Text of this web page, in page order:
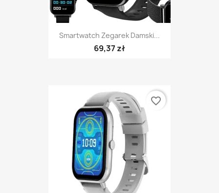
Smartwatch Zegarek Damski...
69,37 zł
favorite_border